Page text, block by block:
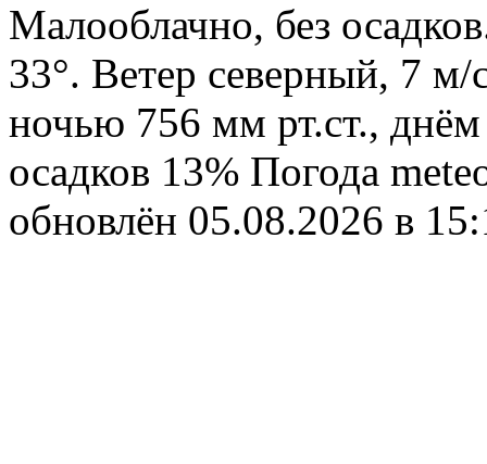
Малооблачно, без
33°. Ветер северный, 7
ночью 756 мм рт.ст.,
осадков 13% Погода
обновлён 05.08.2026 в